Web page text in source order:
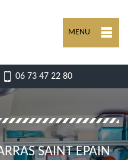
MENU
06 73 47 22 80
SAINT EPAIN